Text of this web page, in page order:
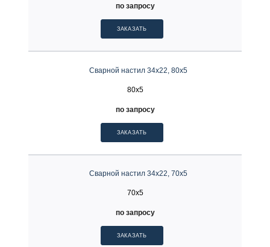
по запросу
ЗАКАЗАТЬ
Сварной настил 34х22, 80х5
80x5
по запросу
ЗАКАЗАТЬ
Сварной настил 34х22, 70х5
70x5
по запросу
ЗАКАЗАТЬ